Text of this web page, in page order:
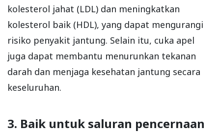
kolesterol jahat (LDL) dan meningkatkan
kolesterol baik (HDL), yang dapat mengurangi
risiko penyakit jantung. Selain itu, cuka apel
juga dapat membantu menurunkan tekanan
darah dan menjaga kesehatan jantung secara
keseluruhan.
3. Baik untuk saluran pencernaan